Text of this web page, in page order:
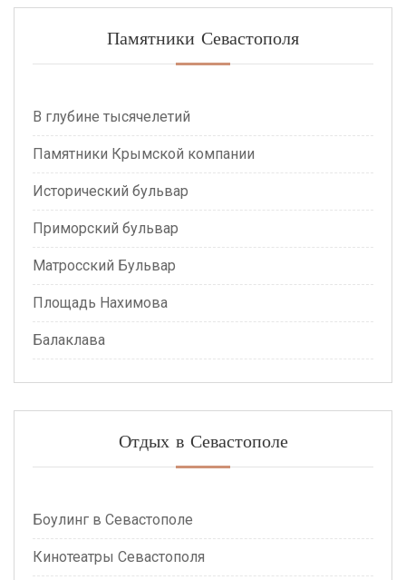
Памятники Севастополя
В глубине тысячелетий
Памятники Крымской компании
Исторический бульвар
Приморский бульвар
Матросский Бульвар
Площадь Нахимова
Балаклава
Отдых в Севастополе
Боулинг в Севастополе
Кинотеатры Севастополя